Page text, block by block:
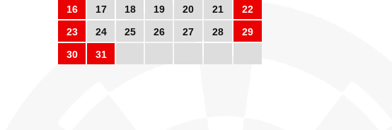
16
17 18 19 20 21
22
23
24 25 26 27 28
29
30
31